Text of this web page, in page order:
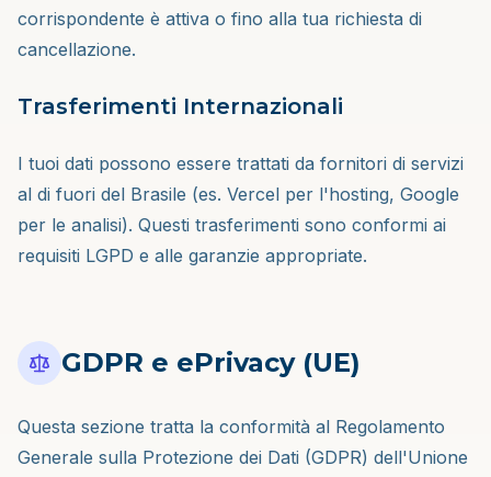
corrispondente è attiva o fino alla tua richiesta di
cancellazione.
Trasferimenti Internazionali
I tuoi dati possono essere trattati da fornitori di servizi
al di fuori del Brasile (es. Vercel per l'hosting, Google
per le analisi). Questi trasferimenti sono conformi ai
requisiti LGPD e alle garanzie appropriate.
GDPR e ePrivacy (UE)
Questa sezione tratta la conformità al Regolamento
Generale sulla Protezione dei Dati (GDPR) dell'Unione